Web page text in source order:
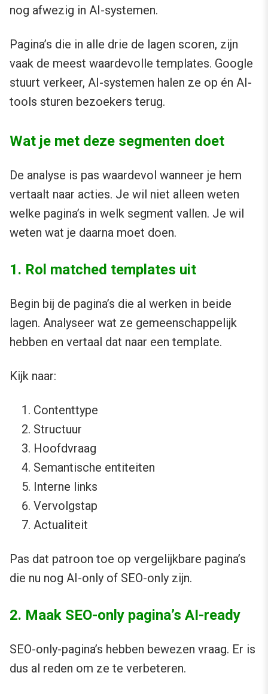
nog afwezig in AI-systemen.
Pagina’s die in alle drie de lagen scoren, zijn
vaak de meest waardevolle templates. Google
stuurt verkeer, AI-systemen halen ze op én AI-
tools sturen bezoekers terug.
Wat je met deze segmenten doet
De analyse is pas waardevol wanneer je hem
vertaalt naar acties. Je wil niet alleen weten
welke pagina’s in welk segment vallen. Je wil
weten wat je daarna moet doen.
1. Rol matched templates uit
Begin bij de pagina’s die al werken in beide
lagen. Analyseer wat ze gemeenschappelijk
hebben en vertaal dat naar een template.
Kijk naar:
Contenttype
Structuur
Hoofdvraag
Semantische entiteiten
Interne links
Vervolgstap
Actualiteit
Pas dat patroon toe op vergelijkbare pagina’s
die nu nog AI-only of SEO-only zijn.
2. Maak SEO-only pagina’s AI-ready
SEO-only-pagina’s hebben bewezen vraag. Er is
dus al reden om ze te verbeteren.